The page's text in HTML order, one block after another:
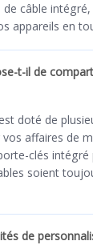
câble intégré,
appareils en
t-il de
doté de
affaires de
clés intégré
soient
de